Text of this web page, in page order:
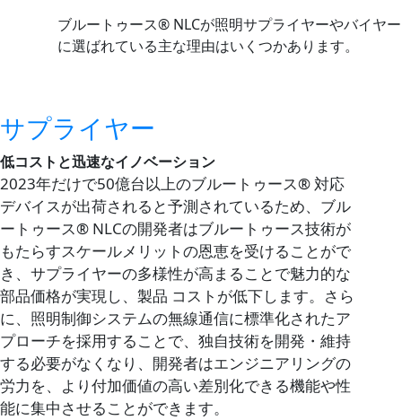
ブルートゥース® NLCが照明サプライヤーやバイヤー
に選ばれている主な理由はいくつかあります。
サプライヤー
低コストと迅速なイノベーション
2023年だけで50億台以上のブルートゥース® 対応
デバイスが出荷されると予測されているため、ブル
ートゥース® NLCの開発者はブルートゥース技術が
もたらすスケールメリットの恩恵を受けることがで
き、サプライヤーの多様性が高まることで魅力的な
部品価格が実現し、製品 コストが低下します。さら
に、照明制御システムの無線通信に標準化されたア
プローチを採用することで、独自技術を開発・維持
する必要がなくなり、開発者はエンジニアリングの
労力を、より付加価値の高い差別化できる機能や性
能に集中させることができます。